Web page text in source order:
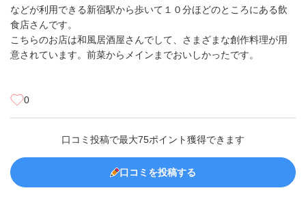
などが利用できる新宿駅から歩いて１０分ほどのところにある飲
食店さんです。
こちらのお店は和風居酒屋さんでして、さまざまな創作料理が用
意されています。前菜からメインまでおいしかったです。
0
口コミ投稿で最大75ポイント獲得できます
口コミを投稿する